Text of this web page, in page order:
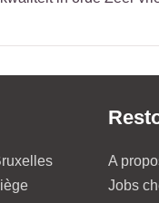
A
Jobs